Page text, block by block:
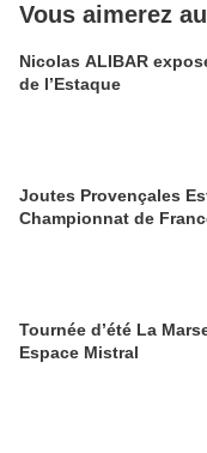
Vous aimerez
Nicolas ALIBAR
de l’Estaque
Joutes Provençales
Championnat de
Tournée d’été La
Espace Mistral